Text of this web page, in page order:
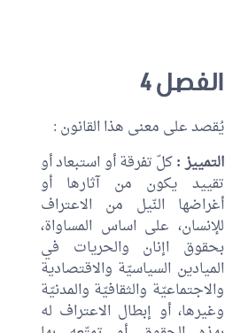
الفصل 4
يُقصد على معنى هذا القانون :
التمييز :كلّ تفرقة أو استبعاد أو
تقييد يكون من آثارها أو
أغراضها النّيل من الاعتراف
للإنسان، على اساس المساواة،
بحقوق اإنان والحريات في
الميادين السياسيّة والاقتصادية
والاجتماعيّة والثقافيّة والمدنيّة
وغيرها، أو إبطال الاعتراف له